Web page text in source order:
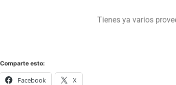
Tienes ya varios
Comparte esto:
Facebook X